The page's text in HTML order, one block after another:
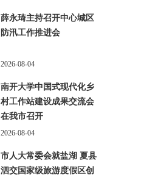
薛永琦主持召开中心城区
防汛工作推进会
2026-08-04
南开大学中国式现代化乡
村工作站建设成果交流会
在我市召开
2026-08-04
市人大常委会就盐湖 夏县
泗交国家级旅游度假区创